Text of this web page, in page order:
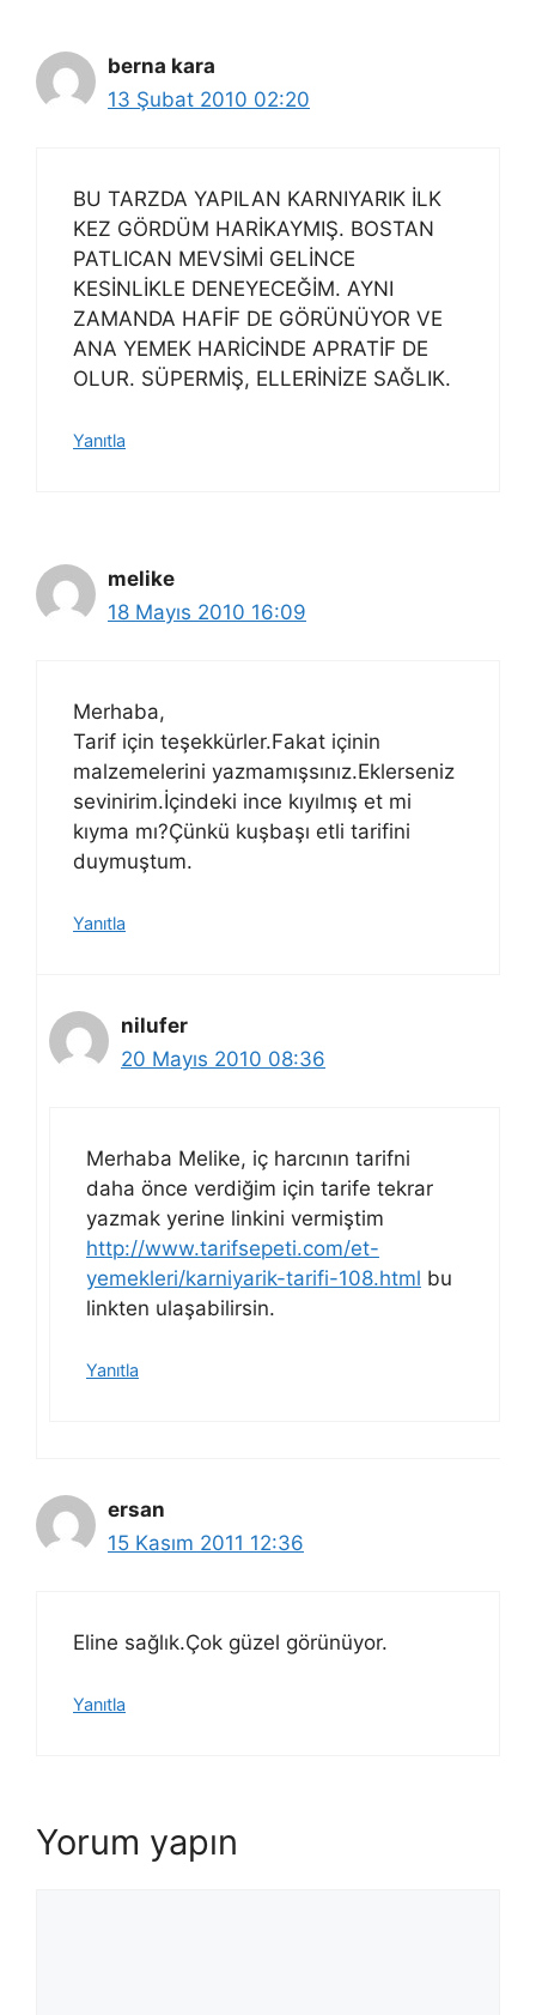
berna kara
13 Şubat 2010 02:20
BU TARZDA YAPILAN KARNIYARIK İLK
KEZ GÖRDÜM HARİKAYMIŞ. BOSTAN
PATLICAN MEVSİMİ GELİNCE
KESİNLİKLE DENEYECEĞİM. AYNI
ZAMANDA HAFİF DE GÖRÜNÜYOR VE
ANA YEMEK HARİCİNDE APRATİF DE
OLUR. SÜPERMİŞ, ELLERİNİZE SAĞLIK.
Yanıtla
melike
18 Mayıs 2010 16:09
Merhaba,
Tarif için teşekkürler.Fakat içinin
malzemelerini yazmamışsınız.Eklerseniz
sevinirim.İçindeki ince kıyılmış et mi
kıyma mı?Çünkü kuşbaşı etli tarifini
duymuştum.
Yanıtla
nilufer
20 Mayıs 2010 08:36
Merhaba Melike, iç harcının tarifni
daha önce verdiğim için tarife tekrar
yazmak yerine linkini vermiştim
http://www.tarifsepeti.com/et-
yemekleri/karniyarik-tarifi-108.html bu
linkten ulaşabilirsin.
Yanıtla
ersan
15 Kasım 2011 12:36
Eline sağlık.Çok güzel görünüyor.
Yanıtla
Yorum yapın